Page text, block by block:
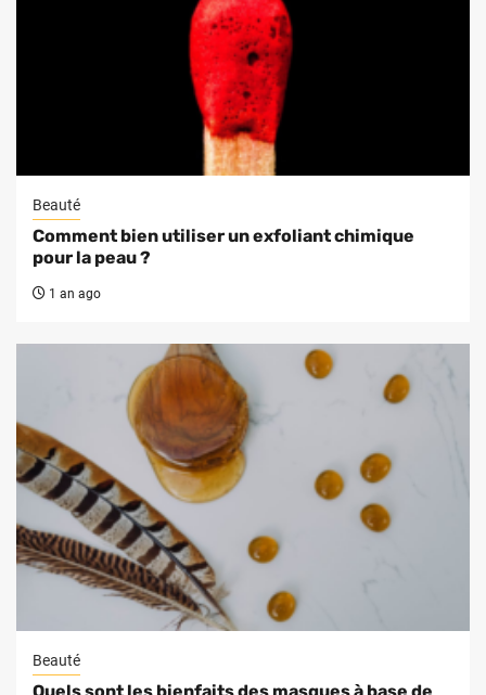
Beauté
Comment bien utiliser un exfoliant chimique
pour la peau ?
1 an ago
Beauté